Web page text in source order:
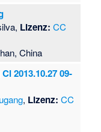
Lizenz: CC
China
2013.10.27 09-
, Lizenz: CC